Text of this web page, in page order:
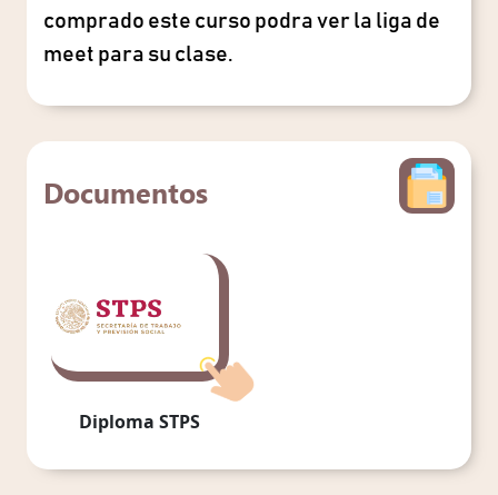
comprado este curso podra ver la liga de
meet para su clase.
Documentos
Diploma STPS